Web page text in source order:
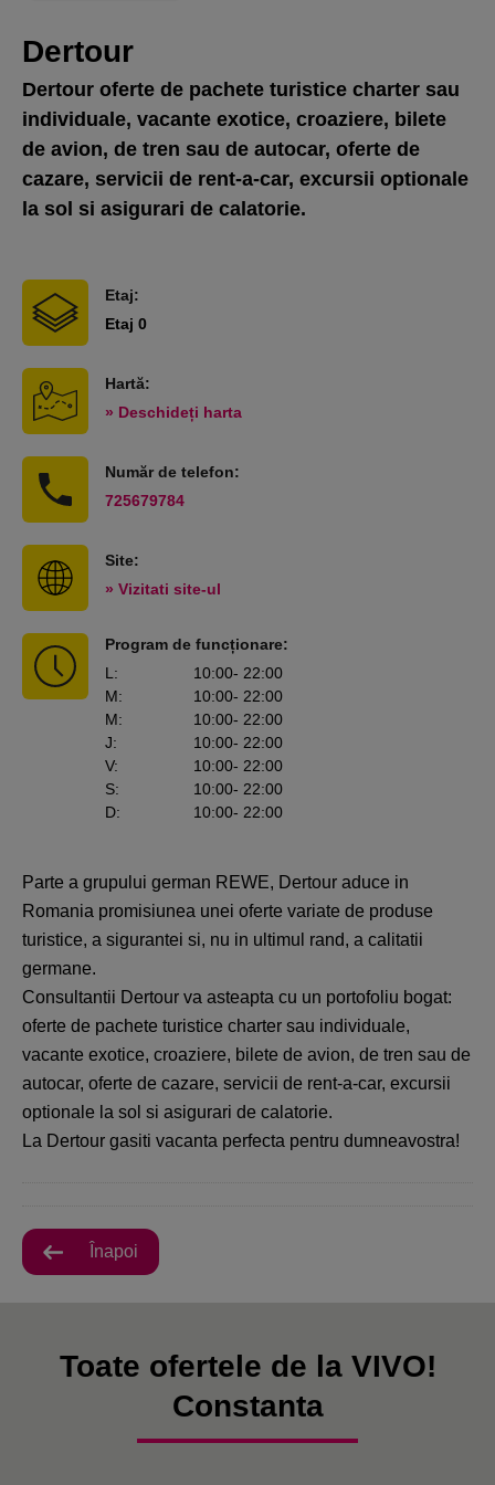
Dertour
Dertour oferte de pachete turistice charter sau
individuale, vacante exotice, croaziere, bilete
de avion, de tren sau de autocar, oferte de
cazare, servicii de rent-a-car, excursii optionale
la sol si asigurari de calatorie.
Etaj:
Etaj 0
Hartă:
» Deschideți harta
Număr de telefon:
725679784
Site:
» Vizitati site-ul
Program de funcționare:
L : 10:00- 22:00
M: 10:00- 22:00
M: 10:00- 22:00
J: 10:00- 22:00
V: 10:00- 22:00
S: 10:00- 22:00
D: 10:00- 22:00
Parte a grupului german REWE, Dertour aduce in
Romania promisiunea unei oferte variate de produse
turistice, a sigurantei si, nu in ultimul rand, a calitatii
germane.
Consultantii Dertour va asteapta cu un portofoliu bogat:
oferte de pachete turistice charter sau individuale,
vacante exotice, croaziere, bilete de avion, de tren sau de
autocar, oferte de cazare, servicii de rent-a-car, excursii
optionale la sol si asigurari de calatorie.
La Dertour gasiti vacanta perfecta pentru dumneavostra!
Înapoi
Toate ofertele de la VIVO!
Constanta